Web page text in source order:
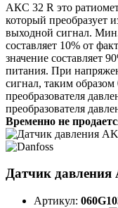
АКС 32 R это
который преобразует
выходной сигнал.
составляет 10% от
значение составляет
питания. При
сигнал, таким
преобразователя
преобразователя
Временно не
Датчик давления
Артикул: